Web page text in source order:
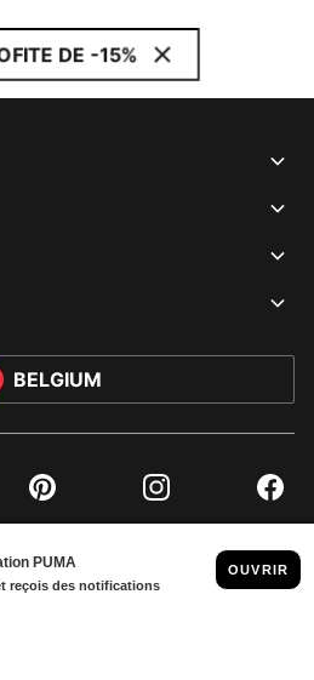
DE -15%
BELGIUM
Pinterest Instagram
GMBH, 2026. TOUS DROITS RÉSERVÉS
MENTIONS ET DONNÉES LÉGALES